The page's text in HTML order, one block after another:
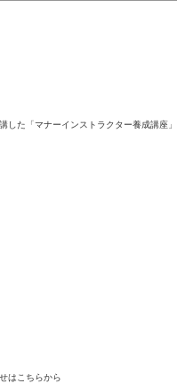
した「マナーインストラクター養成講座
はこちらから